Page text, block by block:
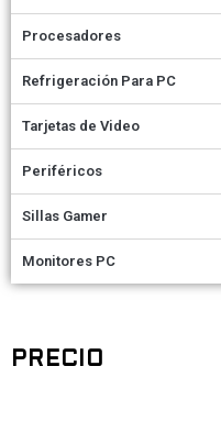
Procesadores
Refrigeración Para PC
Tarjetas de Video
Periféricos
Sillas Gamer
Monitores PC
PRECIO